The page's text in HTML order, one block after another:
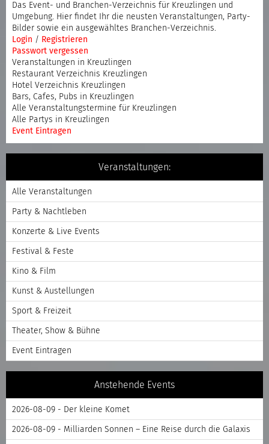
Das Event- und Branchen-Verzeichnis für Kreuzlingen und
Umgebung. Hier findet Ihr die neusten Veranstaltungen, Party-
Bilder sowie ein ausgewähltes Branchen-Verzeichnis.
Login / Registrieren
Passwort vergessen
Veranstaltungen in Kreuzlingen
Restaurant Verzeichnis Kreuzlingen
Hotel Verzeichnis Kreuzlingen
Bars, Cafes, Pubs in Kreuzlingen
Alle Veranstaltungstermine für Kreuzlingen
Alle Partys in Kreuzlingen
Event Eintragen
Veranstaltungen:
Alle Veranstaltungen
Party & Nachtleben
Konzerte & Live Events
Festival & Feste
Kino & Film
Kunst & Austellungen
Sport & Freizeit
Theater, Show & Bühne
Event Eintragen
Anstehende Events
2026-08-09 - Der kleine Komet
2026-08-09 - Milliarden Sonnen – Eine Reise durch die Galaxis